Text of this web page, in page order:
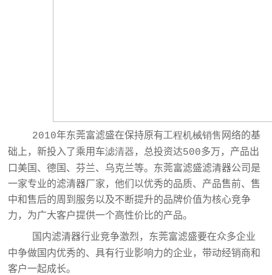
2010年东莞富滤盛在保持原有工程机械销售 网络的基
础上，新投入了乘用车滤清器 ，总投资达500多万，产品出
口美国、德国、芬兰、乌克兰等。东莞富滤盛滤清器公司是
一家专业的滤清器厂家，他们以优秀的品质、产品售前、售
中和售后的周到服务以及不断提升的品牌价值为核心竞争
力，为广大客户提供一个高性价比的产品。
国内滤清器行业竞争激烈，东莞富滤盛要在众多企业
中争做国内优秀的、具有行业影响力的企业，带动经销商和
客户一起成长。